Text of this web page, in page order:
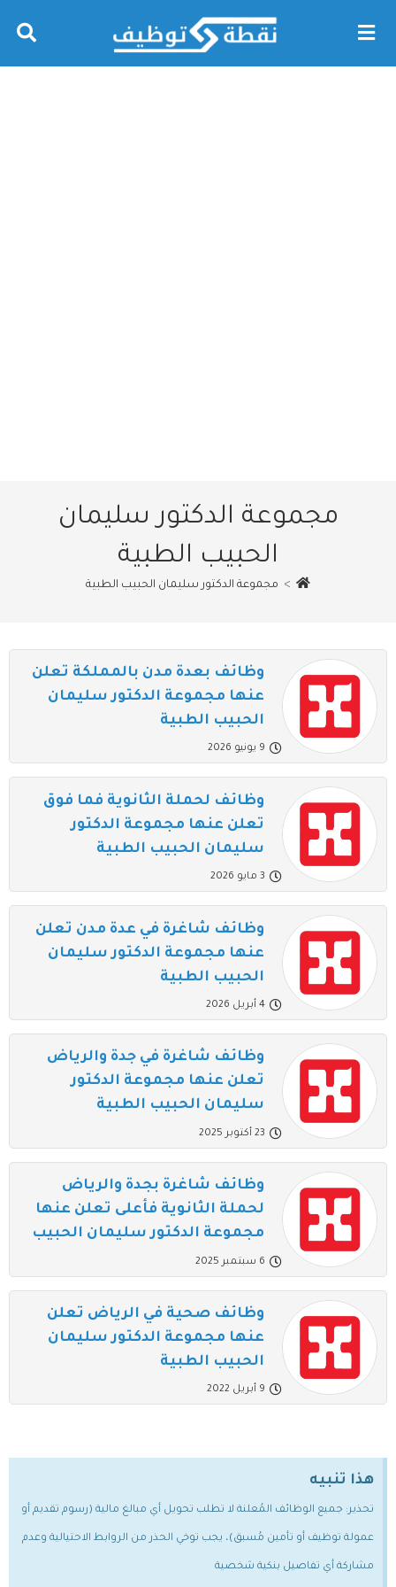
مجموعة الدكتور سليمان
الحبيب الطبية
> مجموعة الدكتور سليمان الحبيب الطبية
وظائف بعدة مدن بالمملكة تعلن
عنها مجموعة الدكتور سليمان
الحبيب الطبية
9 يونيو 2026
وظائف لحملة الثانوية فما فوق
تعلن عنها مجموعة الدكتور
سليمان الحبيب الطبية
3 مايو 2026
وظائف شاغرة في عدة مدن تعلن
عنها مجموعة الدكتور سليمان
الحبيب الطبية
4 أبريل 2026
وظائف شاغرة في جدة والرياض
تعلن عنها مجموعة الدكتور
سليمان الحبيب الطبية
23 أكتوبر 2025
وظائف شاغرة بجدة والرياض
لحملة الثانوية فأعلى تعلن عنها
مجموعة الدكتور سليمان الحبيب
6 سبتمبر 2025
وظائف صحية في الرياض تعلن
عنها مجموعة الدكتور سليمان
الحبيب الطبية
9 أبريل 2022
هذا تنبيه
تحذير: جميع الوظائف المُعلنة لا تطلب تحويل أي مبالغ مالية (رسوم تقديم أو
عمولة توظيف أو تأمين مُسبق)، يجب توخي الحذر من الروابط الاحتيالية وعدم
مشاركة أي تفاصيل بنكية شخصية